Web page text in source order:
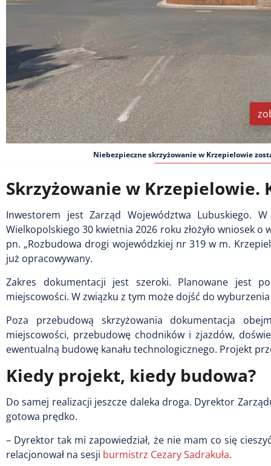
Niebezpieczne skrzyżowanie w Krzepielowie
Skrzyżowanie w Krzepielowie.
Inwestorem jest Zarząd Województwa Lubuskiego.
Wielkopolskiego 30 kwietnia 2026 roku złożyło wniosek
pn. „Rozbudowa drogi wojewódzkiej nr 319 w m.
już opracowywany.
Zakres dokumentacji jest szeroki. Planowane jest
miejscowości. W związku z tym może dojść do
Poza przebudową skrzyżowania dokumentacja
miejscowości, przebudowę chodników i zjazdów,
ewentualną budowę kanału technologicznego. Projekt
Kiedy projekt, kiedy budowa?
Do samej realizacji jeszcze daleka droga. Dyrektor
gotowa prędko.
– Dyrektor tak mi zapowiedział, że nie mam co się
relacjonował na sesji burmistrz Cezary Sadrakuła.